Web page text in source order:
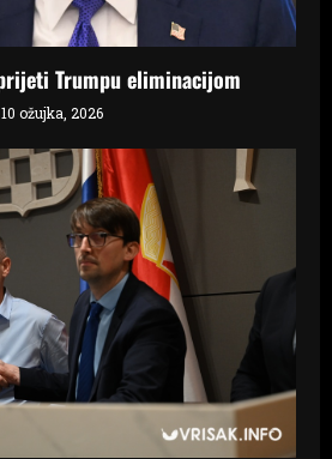
Trumpu eliminacijom
10 ožujka, 2026